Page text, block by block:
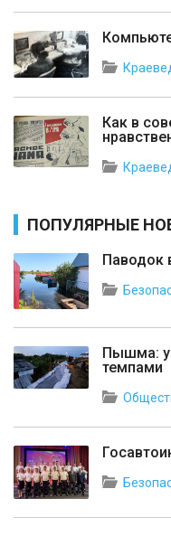
Как в
ПОПУЛЯРНЫЕ
Паводок
Пышма:
темпами